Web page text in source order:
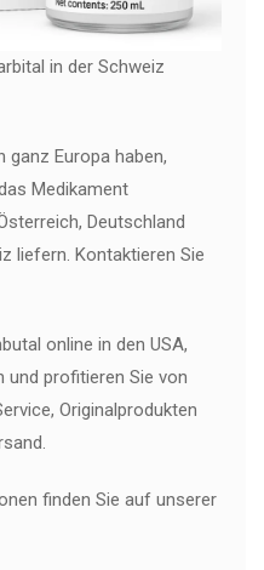
in der Schweiz
ganz Europa haben,
Medikament
Deutschland
liefern. Kontaktieren Sie
online in den USA,
und profitieren Sie von
Originalprodukten
finden Sie auf unserer